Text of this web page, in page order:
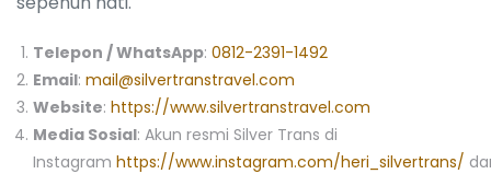
Telepon / WhatsApp: 0812-2391-1492
Email: mail@silvertranstravel.com
Website: https://www.silvertranstravel.com
Media Sosial: Akun resmi Silver Trans di
Instagram https://www.instagram.com/heri_silvertrans/